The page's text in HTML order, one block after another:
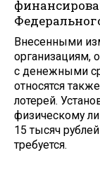
Внесенными
организациям,
с денежными
относятся
лотерей.
физическому
15 тысяч
требуется.